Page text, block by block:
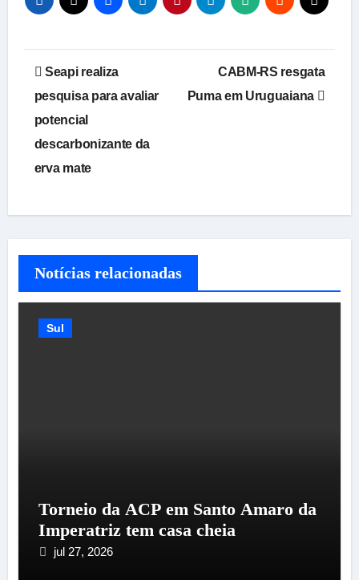
Navegação
de
Post
Seapi realiza
pesquisa para avaliar
potencial
descarbonizante da
erva mate
CABM-RS resgata
Puma em Uruguaiana
Notícias relacionadas
Sul
Torneio da ACP em Santo Amaro da
Imperatriz tem casa cheia
jul 27, 2026